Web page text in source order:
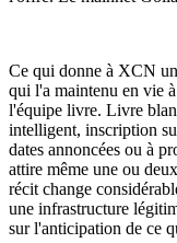
Ce qui donne à XCN
qui l'a maintenu en vie
l'équipe livre. Livre
intelligent, inscription
dates annoncées ou à
attire même une ou
récit change
une infrastructure
sur l'anticipation de ce